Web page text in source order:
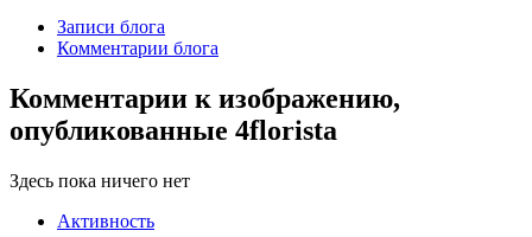
Записи блога
Комментарии блога
Комментарии к изображению,
опубликованные 4florista
Здесь пока ничего нет
Активность